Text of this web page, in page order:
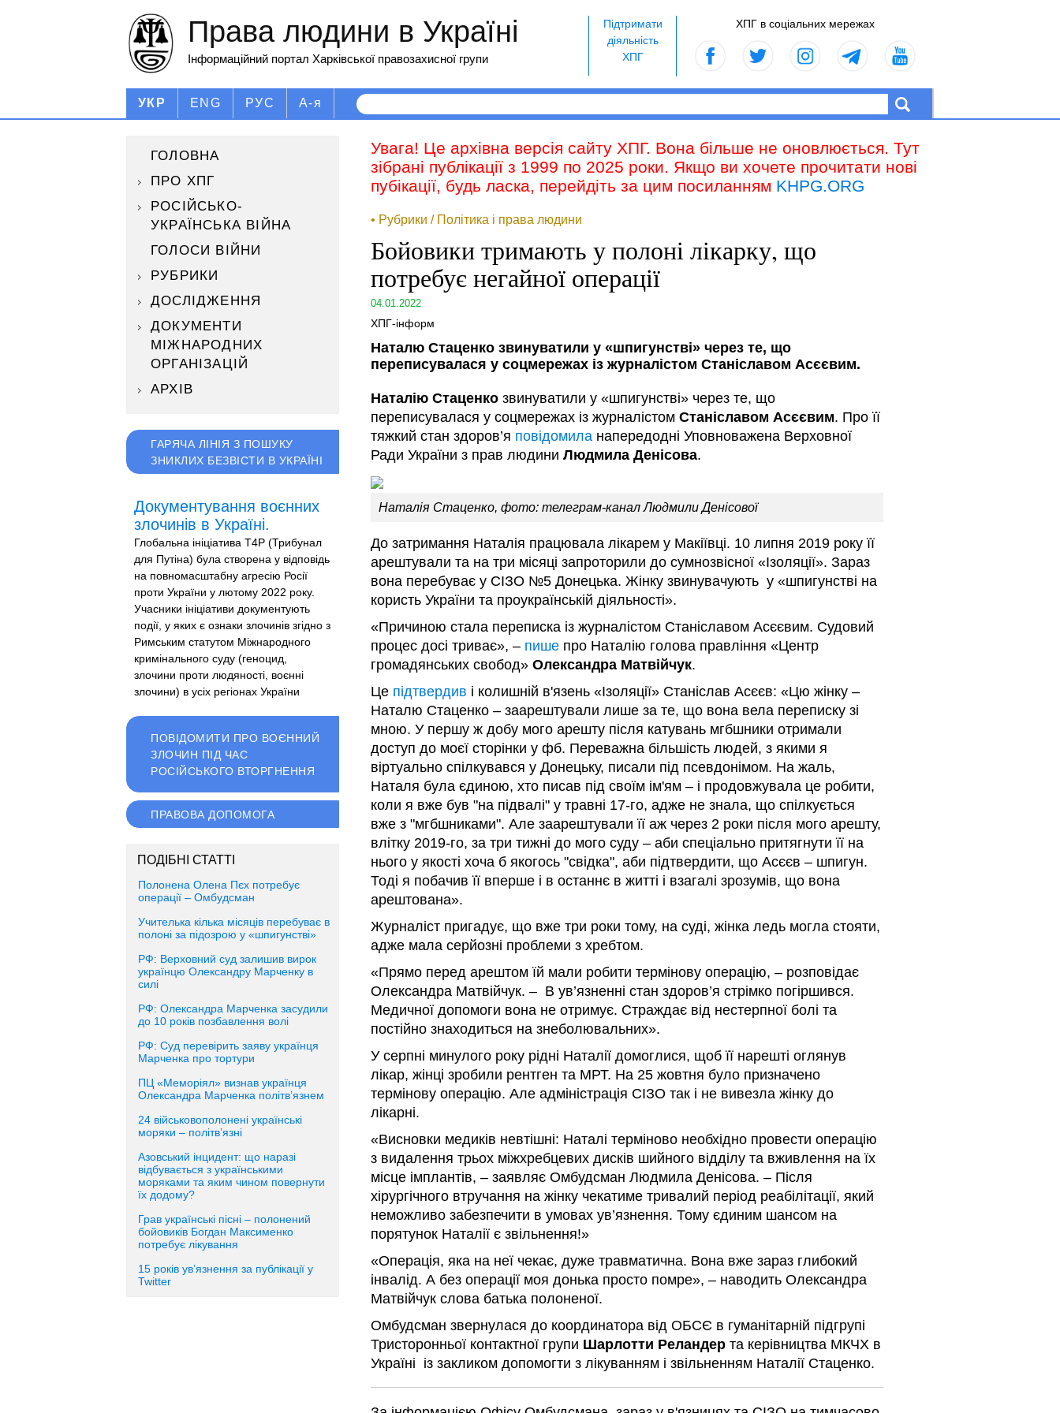
ХПГ в соціальних мережах
Підтримати
діяльність
ХПГ
Права людини в Україні
Інформаційний портал Харківської правозахисної групи
УКР ENG РУС А-я
ГОЛОВНА
ПРО ХПГ
РОСІЙСЬКО-
УКРАЇНСЬКА ВІЙНА
ГОЛОСИ ВІЙНИ
РУБРИКИ
ДОСЛІДЖЕННЯ
ДОКУМЕНТИ
МІЖНАРОДНИХ
ОРГАНІЗАЦІЙ
АРХІВ
ГАРЯЧА ЛІНІЯ З ПОШУКУ
ЗНИКЛИХ БЕЗВІСТИ В УКРАЇНІ
Документування воєнних
злочинів в Україні.
Глобальна ініціатива T4P (Трибунал
для Путіна) була створена у відповідь
на повномасштабну агресію Росії
проти України у лютому 2022 року.
Учасники ініціативи документують
події, у яких є ознаки злочинів згідно з
Римським статутом Міжнародного
кримінального суду (геноцид,
злочини проти людяності, воєнні
злочини) в усіх регіонах України
ПОВІДОМИТИ ПРО ВОЄННИЙ
ЗЛОЧИН ПІД ЧАС
РОСІЙСЬКОГО ВТОРГНЕННЯ
ПРАВОВА ДОПОМОГА
ПОДІБНІ СТАТТІ
Полонена Олена Пєх потребує
операції – Омбудсман
Учителька кілька місяців перебуває в
полоні за підозрою у «шпигунстві»
РФ: Верховний суд залишив вирок
українцю Олександру Марченку в
силі
РФ: Олександра Марченка засудили
до 10 років позбавлення волі
РФ: Суд перевірить заяву українця
Марченка про тортури
ПЦ «Меморіял» визнав українця
Олександра Марченка політв’язнем
24 військовополонені українські
моряки – політв’язні
Азовський інцидент: що наразі
відбувається з українськими
моряками та яким чином повернути
їх додому?
Грав українські пісні – полонений
бойовиків Богдан Максименко
потребує лікування
15 років ув’язнення за публікації у
Twitter
Увага! Це архівна версія сайту ХПГ. Вона більше не оновлюється. Тут
зібрані публікації з 1999 по 2025 роки. Якщо ви хочете прочитати нові
пубікації, будь ласка, перейдіть за цим посиланням KHPG.ORG
• Рубрики / Політика і права людини
Бойовики тримають у полоні лікарку, що
потребує негайної операції
04.01.2022
ХПГ-інформ
Наталю Стаценко звинуватили у «шпигунстві» через те, що
переписувалася у соцмережах із журналістом Станіславом Асєєвим.
Наталію Стаценко звинуватили у «шпигунстві» через те, що
переписувалася у соцмережах із журналістом Станіславом Асєєвим. Про її
тяжкий стан здоров’я повідомила напередодні Уповноважена Верховної
Ради України з прав людини Людмила Денісова.
Наталія Стаценко, фото: телеграм-канал Людмили Денісової
До затримання Наталія працювала лікарем у Макіївці. 10 липня 2019 року її
арештували та на три місяці запроторили до сумнозвісної «Ізоляції». Зараз
вона перебуває у СІЗО №5 Донецька. Жінку звинувачують у «шпигунстві на
користь України та проукраїнській діяльності».
«Причиною стала переписка із журналістом Станіславом Асєєвим. Судовий
процес досі триває», – пише про Наталію голова правління «Центр
громадянських свобод» Олександра Матвійчук.
Це підтвердив і колишній в'язень «Ізоляції» Станіслав Асєєв: «Цю жінку –
Наталю Стаценко – заарештували лише за те, що вона вела переписку зі
мною. У першу ж добу мого арешту після катувань мгбшники отримали
доступ до моєї сторінки у фб. Переважна більшість людей, з якими я
віртуально спілкувався у Донецьку, писали під псевдонімом. На жаль,
Наталя була єдиною, хто писав під своїм ім'ям – і продовжувала це робити,
коли я вже був "на підвалі" у травні 17-го, адже не знала, що спілкується
вже з "мгбшниками". Але заарештували її аж через 2 роки після мого арешту,
влітку 2019-го, за три тижні до мого суду – аби спеціально притягнути її на
нього у якості хоча б якогось "свідка", аби підтвердити, що Асєєв – шпигун.
Тоді я побачив її вперше і в останнє в житті і взагалі зрозумів, що вона
арештована».
Журналіст пригадує, що вже три роки тому, на суді, жінка ледь могла стояти,
адже мала серйозні проблеми з хребтом.
«Прямо перед арештом їй мали робити термінову операцію, – розповідає
Олександра Матвійчук. – В ув’язненні стан здоров’я стрімко погіршився.
Медичної допомоги вона не отримує. Страждає від нестерпної болі та
постійно знаходиться на знеболювальних».
У серпні минулого року рідні Наталії домоглися, щоб її нарешті оглянув
лікар, жінці зробили рентген та МРТ. На 25 жовтня було призначено
термінову операцію. Але адміністрація СІЗО так і не вивезла жінку до
лікарні.
«Висновки медиків невтішні: Наталі терміново необхідно провести операцію
з видалення трьох міжхребцевих дисків шийного відділу та вживлення на їх
місце імплантів, – заявляє Омбудсман Людмила Денісова. – Після
хірургічного втручання на жінку чекатиме тривалий період реабілітації, який
неможливо забезпечити в умовах ув’язнення. Тому єдиним шансом на
порятунок Наталії є звільнення!»
«Операція, яка на неї чекає, дуже травматична. Вона вже зараз глибокий
інвалід. А без операції моя донька просто помре», – наводить Олександра
Матвійчук слова батька полоненої.
Омбудсман звернулася до координатора від ОБСЄ в гуманітарній підгрупі
Тристоронньої контактної групи Шарлотти Реландер та керівництва МКЧХ в
Україні із закликом допомогти з лікуванням і звільненням Наталії Стаценко.